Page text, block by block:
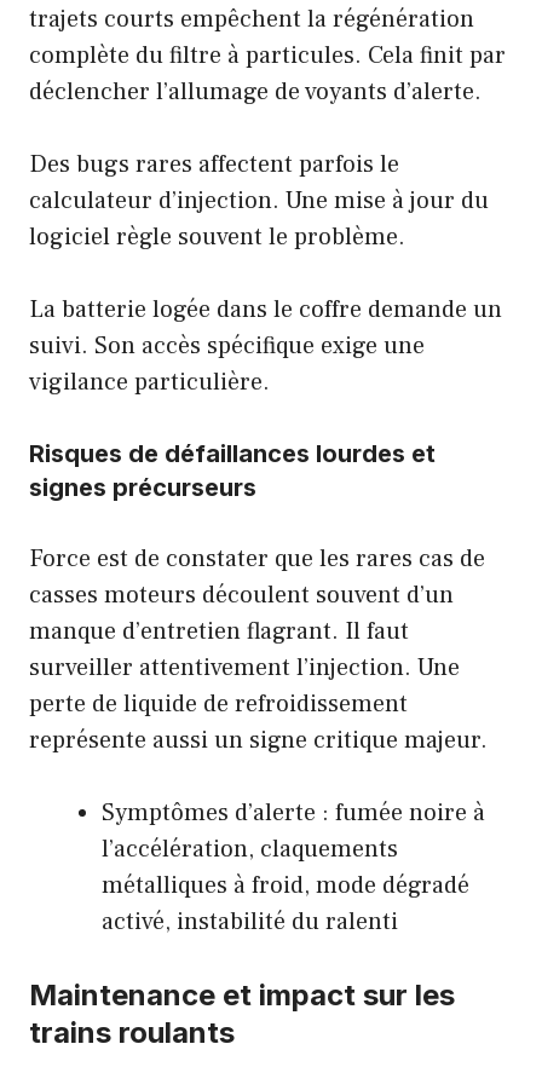
trajets courts empêchent la régénération
complète du filtre à particules. Cela finit par
déclencher l’allumage de voyants d’alerte.
Des bugs rares affectent parfois le
calculateur d’injection. Une mise à jour du
logiciel règle souvent le problème.
La batterie logée dans le coffre demande un
suivi. Son accès spécifique exige une
vigilance particulière.
Risques de défaillances lourdes et
signes précurseurs
Force est de constater que les rares cas de
casses moteurs découlent souvent d’un
manque d’entretien flagrant. Il faut
surveiller attentivement l’injection. Une
perte de liquide de refroidissement
représente aussi un signe critique majeur.
Symptômes d’alerte : fumée noire à
l’accélération, claquements
métalliques à froid, mode dégradé
activé, instabilité du ralenti
Maintenance et impact sur les
trains roulants